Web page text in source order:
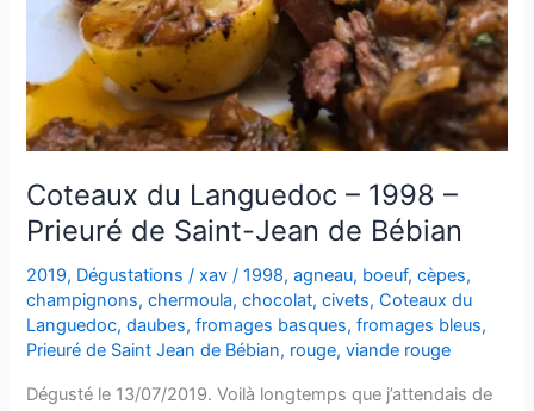
Coteaux du Languedoc – 1998 –
Prieuré de Saint-Jean de Bébian
2019, Dégustations /xav/1998,agneau, boeuf,cèpes,
champignons,chermoula,chocolat,civets,Coteaux du
Languedoc,daubes,fromages basques,fromages bleus,
Prieuré de Saint Jean de Bébian, rouge,viande rouge
Dégusté le 13/07/2019. Voilà longtemps que j’attendais de